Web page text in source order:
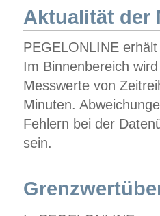
Aktualität der
PEGELONLINE
Im Binnenbereich
Messwerte von
Minuten.
Fehlern bei der
sein.